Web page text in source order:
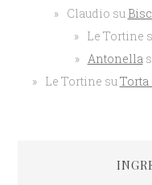
Claudio su
Le Tortine
Antonella
Le Tortine suTorta